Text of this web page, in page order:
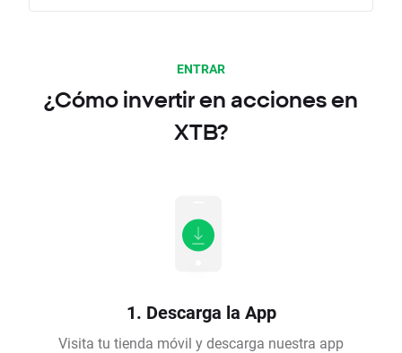
ENTRAR
¿Cómo invertir en acciones en
XTB?
1. Descarga la App
Visita tu tienda móvil y descarga nuestra app